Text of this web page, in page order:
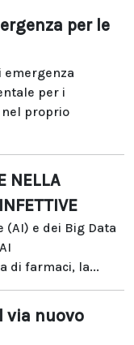
per le
per i
nel proprio
NELLA
(AI) e dei Big Data
di farmaci, la...
via nuovo